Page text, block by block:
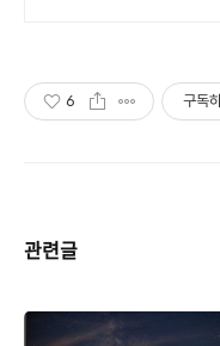
6 구독
관련글